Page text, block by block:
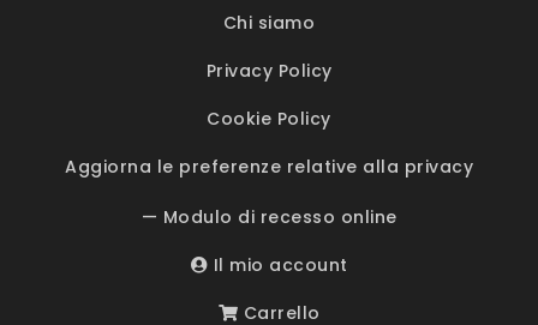
Chi siamo
Privacy Policy
Cookie Policy
Aggiorna le preferenze relative alla privacy
— Modulo di recesso online
Il mio account
Carrello